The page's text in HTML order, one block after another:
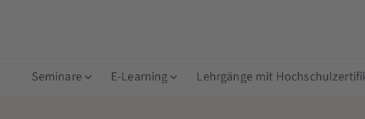
Seminare E-Learning Lehrgänge mit